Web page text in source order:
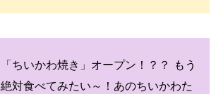
「ちいかわ焼き」オープン！？？ もう
絶対食べてみたい～！あのちいかわた